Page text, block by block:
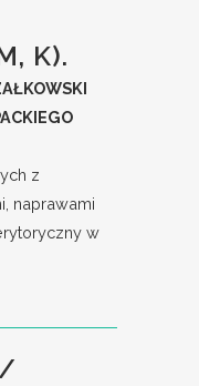
K).
z
naprawami
w
/